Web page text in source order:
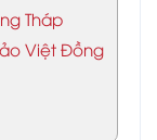
Tháp
Việt Đồng